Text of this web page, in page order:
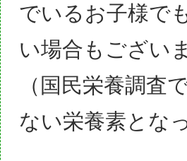
でいるお子様でも
い場合も ござい
（国民栄養調査
ない栄養素とな